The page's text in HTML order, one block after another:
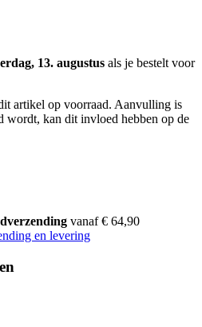
13. augustus als je bestelt voor
artikel op voorraad. Aanvulling is
wordt, kan dit invloed hebben op de
vanaf € 64,90
en levering